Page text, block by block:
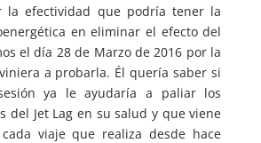
la efectividad que podría tener la
en eliminar el efecto del
el día 28 de Marzo de 2016 por la
a probarla. Él quería saber si
ya le ayudaría a paliar los
del Jet Lag en su salud y que viene
viaje que realiza desde hace